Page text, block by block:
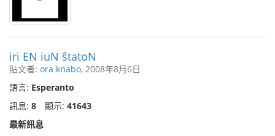
iri EN iuN ŝtatoN
貼文者: ora knabo, 2008年8月6日
語言: Esperanto
訊息: 8 顯示: 41643
最新訊息